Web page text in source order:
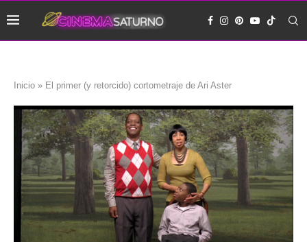
Inicio » El primer (y retorcido) cortometraje de Ari Aster